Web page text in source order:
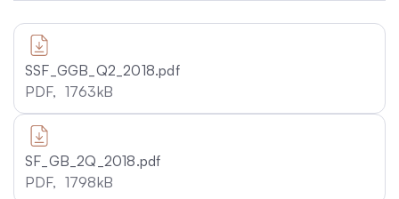
SSF_GGB_Q2_2018.pdf
PDF, 1763kB
SF_GB_2Q_2018.pdf
PDF, 1798kB